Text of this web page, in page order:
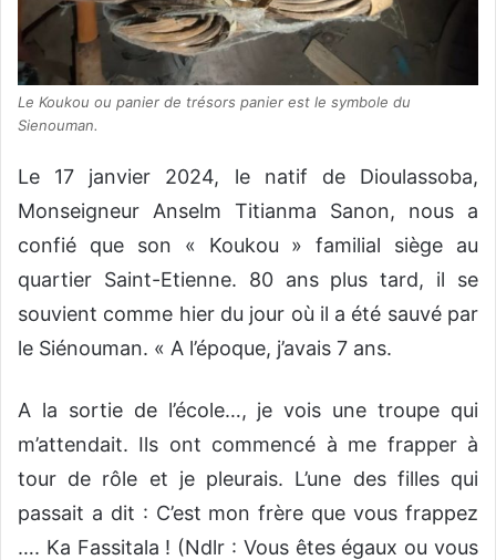
Le Koukou ou panier de trésors panier est le symbole du
Sienouman.
Le 17 janvier 2024, le natif de Dioulassoba,
Monseigneur Anselm Titianma Sanon, nous a
confié que son « Koukou » familial siège au
quartier Saint-Etienne. 80 ans plus tard, il se
souvient comme hier du jour où il a été sauvé par
le Siénouman. « A l’époque, j’avais 7 ans.
A la sortie de l’école…, je vois une troupe qui
m’attendait. Ils ont commencé à me frapper à
tour de rôle et je pleurais. L’une des filles qui
passait a dit : C’est mon frère que vous frappez
…. Ka Fassitala ! (Ndlr : Vous êtes égaux ou vous